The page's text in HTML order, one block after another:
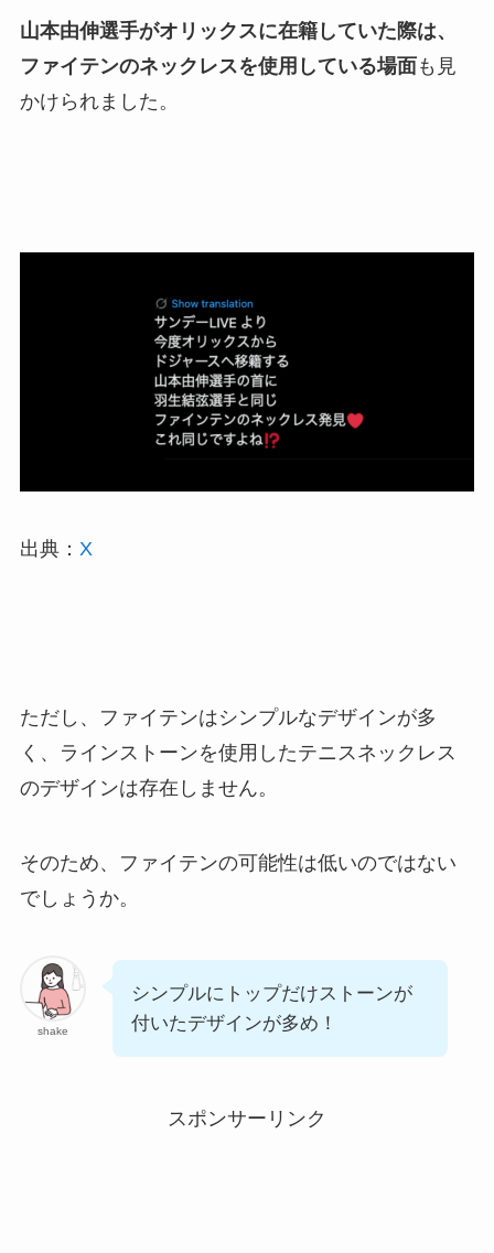
山本由伸選手がオリックスに在籍していた際は、
ファイテンのネックレスを使用している場面も見
かけられました。
出典： X
ただし、ファイテンはシンプルなデザインが多
く、ラインストーンを使用したテニスネックレス
のデザインは存在しません。
そのため、ファイテンの可能性は低いのではない
でしょうか。
shake
シンプルにトップだけストーンが
付いたデザインが多め！
スポンサーリンク